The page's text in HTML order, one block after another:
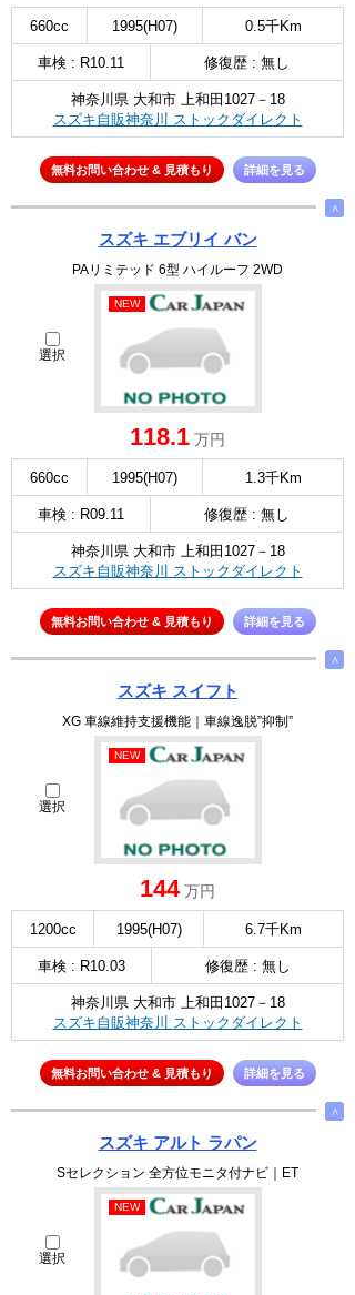
660cc 1995(H07) 0.5千Km
車検 : R10.11 修復歴 : 無し
神奈川県 大和市 上和田1027－18
スズキ自販神奈川 ストックダイレクト
無料お問い合わせ & 見積もり 詳細を見る
∧
スズキ エブリイ バン
PAリミテッド 6型 ハイルーフ 2WD
選択
NEW
118.1 万円
660cc 1995(H07) 1.3千Km
車検 : R09.11 修復歴 : 無し
神奈川県 大和市 上和田1027－18
スズキ自販神奈川 ストックダイレクト
無料お問い合わせ & 見積もり 詳細を見る
∧
スズキ スイフト
XG 車線維持支援機能｜車線逸脱”抑制”
選択
NEW
144万円
1200cc 1995(H07) 6.7千Km
車検 : R10.03 修復歴 : 無し
神奈川県 大和市 上和田1027－18
スズキ自販神奈川 ストックダイレクト
無料お問い合わせ & 見積もり 詳細を見る
∧
スズキ アルト ラパン
Sセレクション 全方位モニタ付ナビ｜ET
選択
NEW